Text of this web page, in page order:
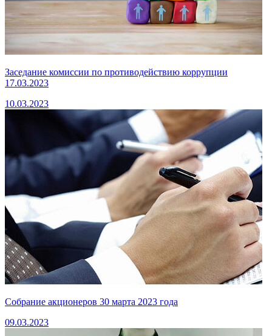
Заседание комиссии по противодействию коррупции
17.03.2023
10.03.2023
Собрание акционеров 30 марта 2023 года
09.03.2023